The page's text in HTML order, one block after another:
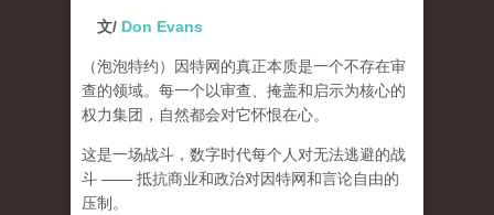
文/ Don Evans
（泡泡特约）
因特网的真正本质是一个不存在审
查的领域。每一个以审查、掩盖和启示为核心的
权力集团，自然都会对它怀恨在心。
这是一场战斗，数字时代每个人对无法逃避的战
斗 —— 抵抗商业和政治对因特网和言论自由的
压制。